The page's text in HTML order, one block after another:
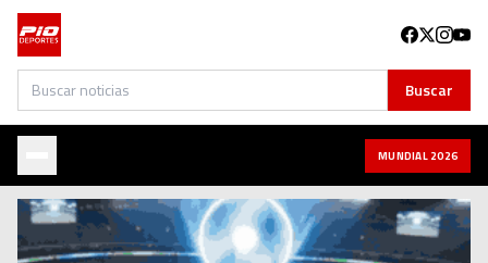
Buscar Buscar
MUNDIAL 2026